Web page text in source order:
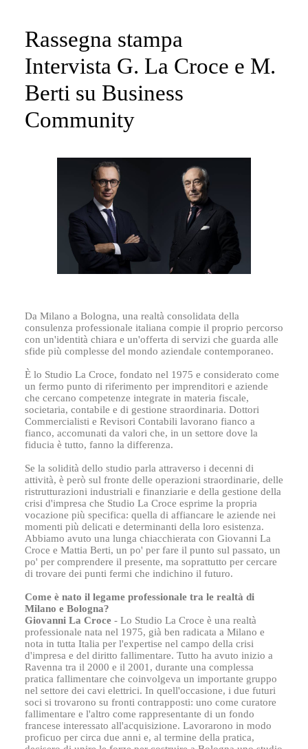
Rassegna stampa
Intervista G. La Croce e M.
Berti su Business
Community
Da Milano a Bologna, una realtà consolidata della
consulenza professionale italiana compie il proprio percorso
con un'identità chiara e un'offerta di servizi che guarda alle
sfide più complesse del mondo aziendale contemporaneo.
È lo Studio La Croce, fondato nel 1975 e considerato come
un fermo punto di riferimento per imprenditori e aziende
che cercano competenze integrate in materia fiscale,
societaria, contabile e di gestione straordinaria. Dottori
Commercialisti e Revisori Contabili lavorano fianco a
fianco, accomunati da valori che, in un settore dove la
fiducia è tutto, fanno la differenza.
Se la solidità dello studio parla attraverso i decenni di
attività, è però sul fronte delle operazioni straordinarie, delle
ristrutturazioni industriali e finanziarie e della gestione della
crisi d'impresa che Studio La Croce esprime la propria
vocazione più specifica: quella di affiancare le aziende nei
momenti più delicati e determinanti della loro esistenza.
Abbiamo avuto una lunga chiacchierata con Giovanni La
Croce e Mattia Berti, un po' per fare il punto sul passato, un
po' per comprendere il presente, ma soprattutto per cercare
di trovare dei punti fermi che indichino il futuro.
Come è nato il legame professionale tra le realtà di
Milano e Bologna?
Giovanni La Croce - Lo Studio La Croce è una realtà
professionale nata nel 1975, già ben radicata a Milano e
nota in tutta Italia per l'expertise nel campo della crisi
d'impresa e del diritto fallimentare. Tutto ha avuto inizio a
Ravenna tra il 2000 e il 2001, durante una complessa
pratica fallimentare che coinvolgeva un importante gruppo
nel settore dei cavi elettrici. In quell'occasione, i due futuri
soci si trovarono su fronti contrapposti: uno come curatore
fallimentare e l'altro come rappresentante di un fondo
francese interessato all'acquisizione. Lavorarono in modo
proficuo per circa due anni e, al termine della pratica,